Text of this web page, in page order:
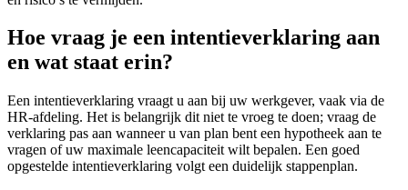
Hoe vraag je een intentieverklaring aan
en wat staat erin?
Een intentieverklaring vraagt u aan bij uw werkgever, vaak via de
HR-afdeling. Het is belangrijk dit niet te vroeg te doen; vraag de
verklaring pas aan wanneer u van plan bent een hypotheek aan te
vragen of uw maximale leencapaciteit wilt bepalen. Een goed
opgestelde intentieverklaring volgt een duidelijk stappenplan.